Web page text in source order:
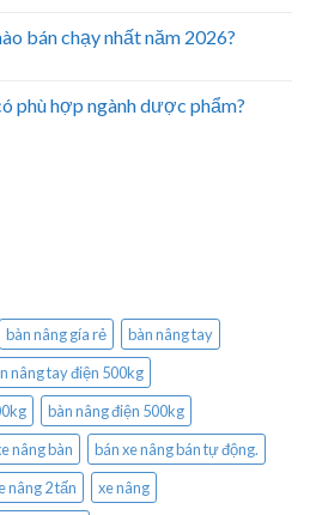
bán chạy nhất năm 2026?
phù hợp ngành dược phẩm?
bàn nâng gía rẻ
bàn nâng tay
nâng tay điện 500kg
bàn nâng điện 500kg
nâng bàn
bán xe nâng bán tự động.
nâng 2 tấn
xe nâng